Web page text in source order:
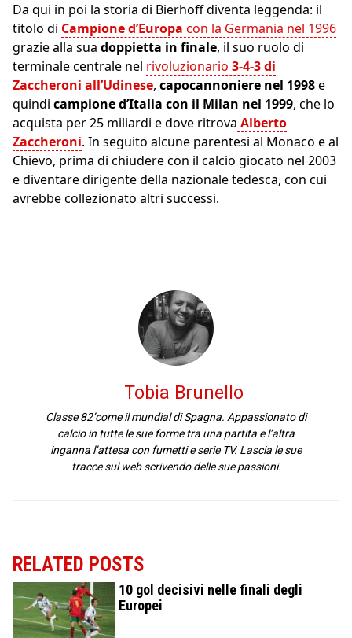
Da qui in poi la storia di Bierhoff diventa leggenda: il
titolo di Campione d’Europa con la Germania nel 1996
grazie alla sua doppietta in finale, il suo ruolo di
terminale centrale nel rivoluzionario 3-4-3 di
Zaccheroni all’Udinese, capocannoniere nel 1998e
quindi campione d’Italia con il Milan nel 1999, che lo
acquista per 25 miliardi e dove ritrova Alberto
Zaccheroni. In seguito alcune parentesi al Monaco e al
Chievo, prima di chiudere con il calcio giocato nel 2003
e diventare dirigente della nazionale tedesca, con cui
avrebbe collezionato altri successi.
Tobia Brunello
Classe 82’come il mundial di Spagna. Appassionato di
calcio in tutte le sue forme tra una partita e l’altra
inganna l’attesa con fumetti e serie TV. Lascia le sue
tracce sul web scrivendo delle sue passioni.
RELATED POSTS
10 gol decisivi nelle finali degli
Europei